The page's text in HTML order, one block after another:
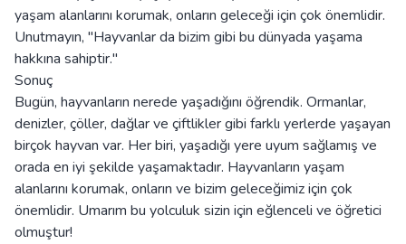
yaşam alanlarını korumak, onların geleceği için çok önemlidir.
Unutmayın, "Hayvanlar da bizim gibi bu dünyada yaşama
hakkına sahiptir."
Sonuç
Bugün, hayvanların nerede yaşadığını öğrendik. Ormanlar,
denizler, çöller, dağlar ve çiftlikler gibi farklı yerlerde yaşayan
birçok hayvan var. Her biri, yaşadığı yere uyum sağlamış ve
orada en iyi şekilde yaşamaktadır. Hayvanların yaşam
alanlarını korumak, onların ve bizim geleceğimiz için çok
önemlidir. Umarım bu yolculuk sizin için eğlenceli ve öğretici
olmuştur!